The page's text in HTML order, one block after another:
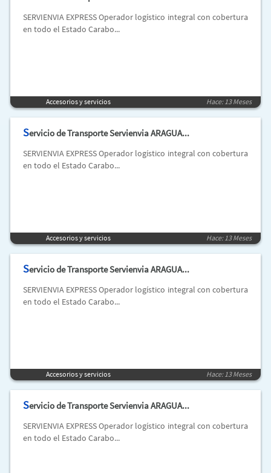
SERVIENVIA EXPRESS Operador logístico integral con cobertura
en todo el Estado Carabo...
Accesorios y servicios Hace: 13 Meses
Servicio de Transporte Servienvia ARAGUA...
SERVIENVIA EXPRESS Operador logístico integral con cobertura
en todo el Estado Carabo...
Accesorios y servicios Hace: 13 Meses
Servicio de Transporte Servienvia ARAGUA...
SERVIENVIA EXPRESS Operador logístico integral con cobertura
en todo el Estado Carabo...
Accesorios y servicios Hace: 13 Meses
Servicio de Transporte Servienvia ARAGUA...
SERVIENVIA EXPRESS Operador logístico integral con cobertura
en todo el Estado Carabo...